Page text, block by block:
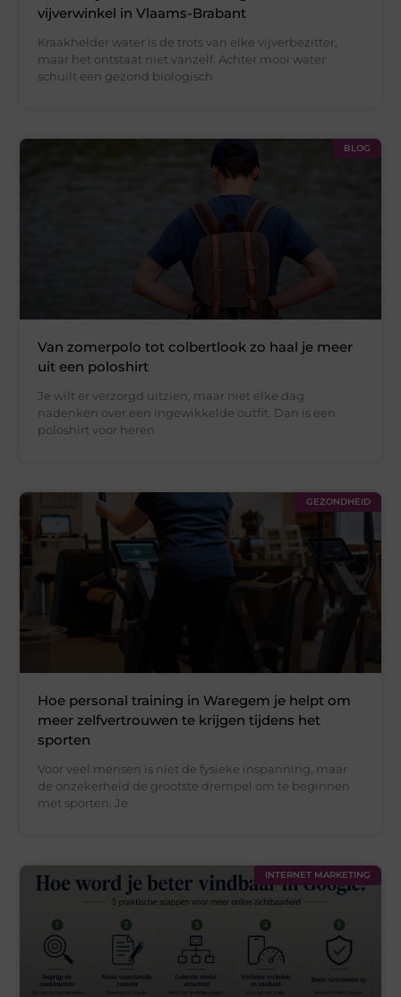
vijverwinkel in Vlaams-Brabant
Kraakhelder water is de trots van elke vijverbezitter,
maar het ontstaat niet vanzelf. Achter mooi water
schuilt een gezond biologisch
BLOG
Van zomerpolo tot colbertlook zo haal je meer
uit een poloshirt
Je wilt er verzorgd uitzien, maar niet elke dag
nadenken over een ingewikkelde outfit. Dan is een
poloshirt voor heren
GEZONDHEID
Hoe personal training in Waregem je helpt om
meer zelfvertrouwen te krijgen tijdens het
sporten
Voor veel mensen is niet de fysieke inspanning, maar
de onzekerheid de grootste drempel om te beginnen
met sporten. Je
INTERNET MARKETING